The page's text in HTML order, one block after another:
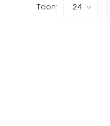
Toon: